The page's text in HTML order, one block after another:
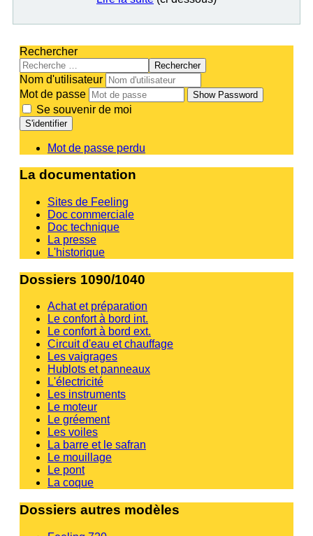
Rechercher
Rechercher
Nom d'utilisateur
Mot de passe
Show Password
Se souvenir de moi
S'identifier
Mot de passe perdu
La documentation
Sites de Feeling
Doc commerciale
Doc technique
La presse
L'historique
Dossiers 1090/1040
Achat et préparation
Le confort à bord int.
Le confort à bord ext.
Circuit d'eau et chauffage
Les vaigrages
Hublots et panneaux
L'électricité
Les instruments
Le moteur
Le gréement
Les voiles
La barre et le safran
Le mouillage
Le pont
La coque
Dossiers autres modèles